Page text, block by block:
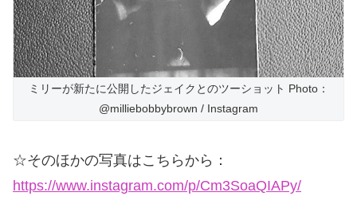
ミリーが新たに公開したジェイクとのツーショット Photo：
@milliebobbybrown / Instagram
☆そのほかの写真はこちらから：
https://www.instagram.com/p/Cm3SoaQIAPy/